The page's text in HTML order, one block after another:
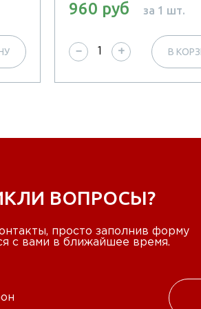
960 руб за 1 шт.
− + В
ВОПРОСЫ?
просто заполнив форму
с вами в ближайшее время.